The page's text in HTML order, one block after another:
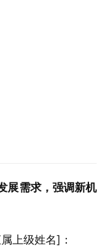
展需求，强调新机
上级姓名]：